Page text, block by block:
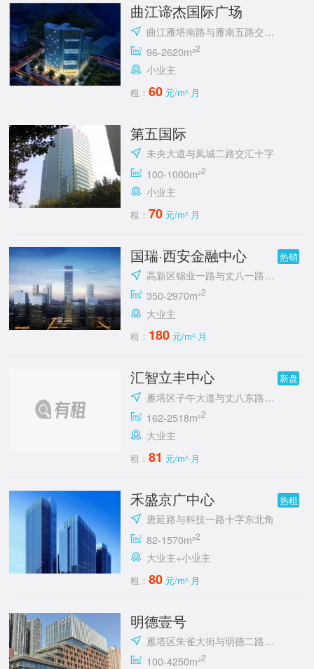
曲江谛杰国际广场
曲江雁塔南路与雁南五路交汇处向西100米路南
96-2620m²2
小业主
租：60 元/m²·月
第五国际
未央大道与凤城二路交汇十字
100-1000m²2
小业主
租：70 元/m²·月
国瑞·西安金融中心 热销
高新区锦业一路与丈八一路交汇处东南角
350-2970m²2
大业主
租： 180 元/m²·月
汇智立丰中心 新盘
雁塔区子午大道与丈八东路十字立丰城
162-2518m²2
大业主
租：81 元/m²·月
禾盛京广中心 热租
唐延路与科技一路十字东北角
82-1570m²2
大业主+小业主
租：80 元/m²·月
明德壹号
雁塔区朱雀大街与明德二路十字东北角
100-4250m²2